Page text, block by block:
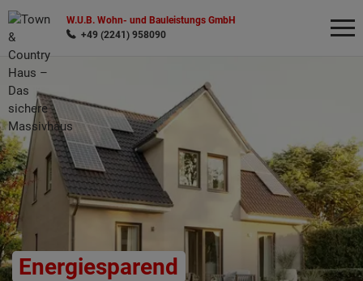
W.U.B. Wohn- und Bauleistungs GmbH
+49 (2241) 958090
Energiesparend
Wonach möchten Sie suchen?